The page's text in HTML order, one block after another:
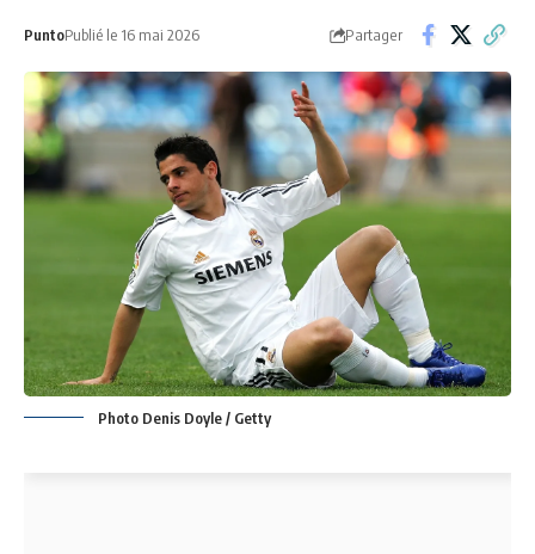
PuntoPublié le 16 mai 2026 Partager
Photo Denis Doyle / Getty